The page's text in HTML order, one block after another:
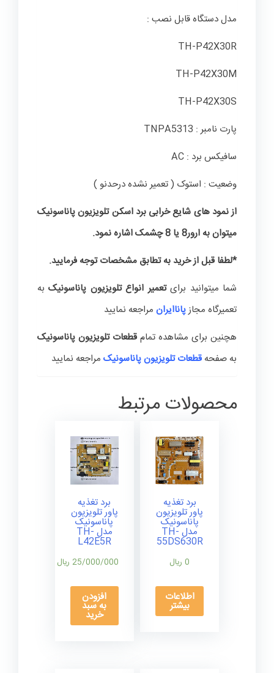
مدل دستگاه قابل نصب :
TH-P42X30R
TH-P42X30M
TH-P42X30S
پارت نامبر : TNPA5313
سافیکس برد : AC
وضعیت : استوک ( تعمیر نشده درحدنو )
از نمود های شایع خرابی برد اسکن تلویزیون پاناسونیک
میتوان به ارور8 یا 8 چشمک اشاره نمود.
*لطفا قبل از خرید به تطابق مشخصات توجه فرمایید.
شما میتوانید برایتعمیر انواع تلویزیون پاناسونیکبه
تعمیرگاه مجازپاناایران مراجعه نمایید
هچنین برای مشاهده تمام قطعات تلویزیون پاناسونیک
به صفحه قطعات تلویزیون پاناسونیک مراجعه نمایید
محصولات مرتبط
برد تغذیه
پاور تلویزیون
پاناسونیک
مدل TH-
55DS630R
0 ریال
اطلاعات
بیشتر
برد تغذیه
پاور تلویزیون
پاناسونیک
مدل TH-
L42E5R
25/000/000 ریال
افزودن
به سبد
خرید